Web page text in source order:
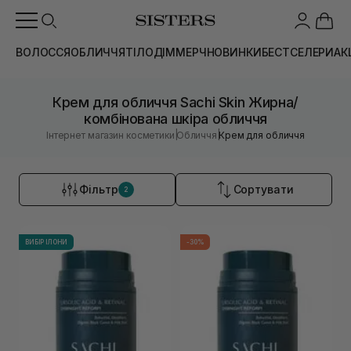
ВОЛОССЯОБЛИЧЧЯТІЛОДІММЕРЧНОВИНКИБЕСТСЕЛЕРИ
Крем для обличчя Sachi Skin Жирна/
комбінована шкіра обличчя
Інтернет магазин косметики |Обличчя |Крем для обличчя
Фільтр 2 Сортувати
ВИБІР ІЛОНИ -30%